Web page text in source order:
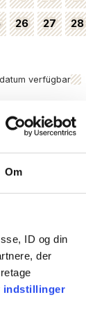
Om
ID og din
der
indstillinger
26 27 28
verfügbar